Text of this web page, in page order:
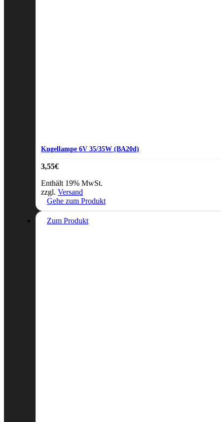
Kugellampe 6V 35/35W (BA20d)
3,55€
Enthält 19% MwSt.
zzgl. Versand
Gehe zum Produkt
Zum Produkt